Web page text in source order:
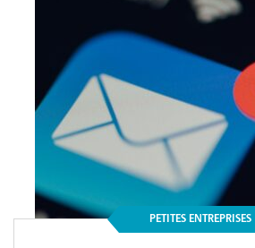
PETITES ENTREPRISES